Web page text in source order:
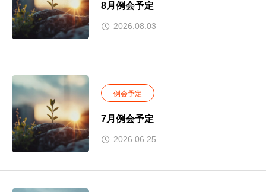
8月例会予定
2026.08.03
例会予定
7月例会予定
2026.06.25